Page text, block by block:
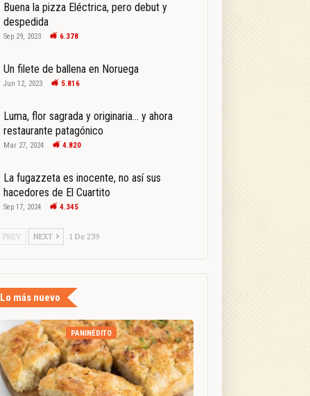
Buena la pizza Eléctrica, pero debut y
despedida
Sep 29, 2023 6.378
Un filete de ballena en Noruega
Jun 12, 2023 5.816
Luma, flor sagrada y originaria… y ahora
restaurante patagónico
Mar 27, 2024 4.820
La fugazzeta es inocente, no así sus
hacedores de El Cuartito
Sep 17, 2024 4.345
PREV NEXT 1 De 239
Lo más nuevo
PANINÉDITO